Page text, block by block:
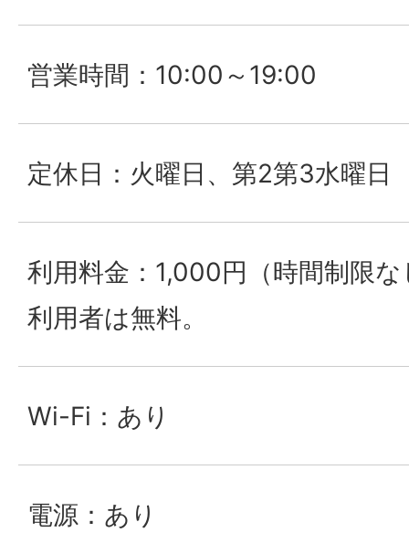
営業時間：10:00～19:00
定休日：火曜日、第2第3水曜日
利用料金：1,000円（時間制限
利用者は無料。
Wi-Fi：あり
電源：あり